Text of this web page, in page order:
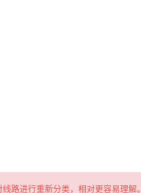
路进行重新分类，相对更容易理解。